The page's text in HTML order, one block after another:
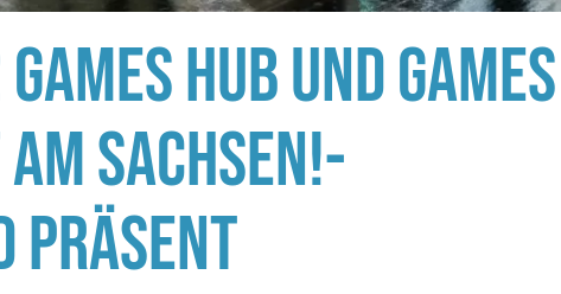
HUB UND GAMES
SACHSEN!-
PRÄSENT